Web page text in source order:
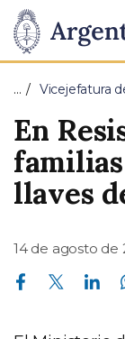
de
la
Nación
Pasar al
… Vicejefatura
En
llaves
14 de agosto de
Compartir en Facebook Compartir en Twitter Compartir en Linkedin